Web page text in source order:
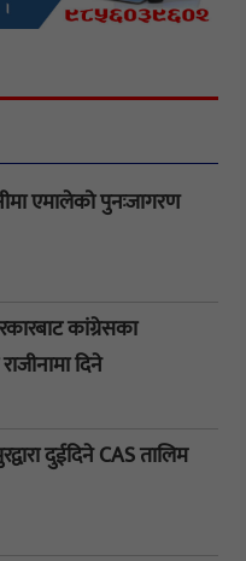
एमालेको पुनःजागरण
कांग्रेसका
दिने
दुईदिने CAS तालिम